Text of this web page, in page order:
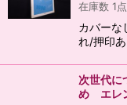
在庫数 1点
カバー
れ/押印
次世代に
め エレ